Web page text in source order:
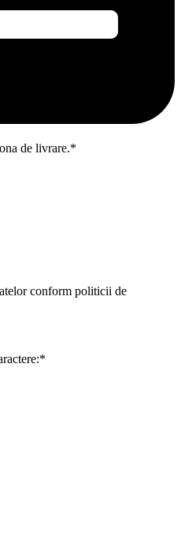
de livrare.*
conform politicii de
*